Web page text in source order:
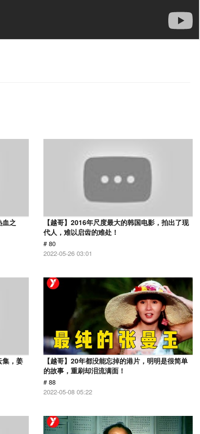
血之
【越哥】2016年尺度最大的韩国电影，拍出了现
代人，难以启齿的难处！
# 80
2022-05-26 03:01
集，姜
【越哥】20年都没能忘掉的港片，明明是很简单
的故事，重刷却泪流满面！
# 88
2022-05-08 05:22